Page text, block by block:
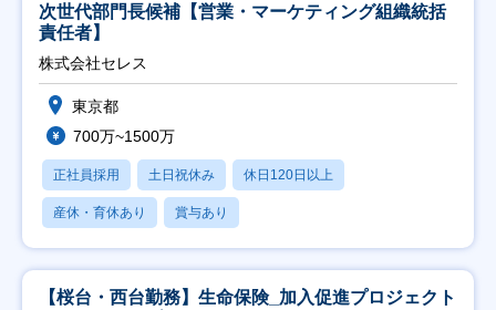
次世代部門長候補【営業・マーケティング組織統括
責任者】
株式会社セレス
東京都
700万~1500万
正社員採用 土日祝休み 休日120日以上
産休・育休あり 賞与あり
【桜台・西台勤務】生命保険_加入促進プロジェクト